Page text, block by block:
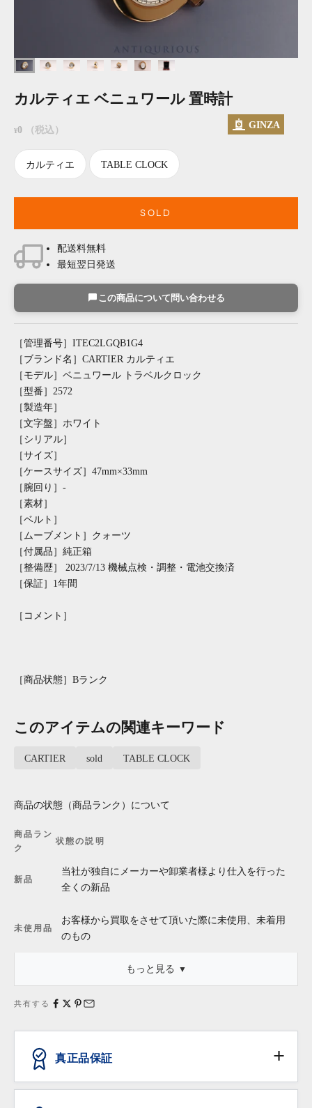
カルティエ ベニュワール 置時計
セール価格
¥0 （税込） GINZA
カルティエ TABLE CLOCK
SOLD
配送料無料
最短翌日発送
この商品について問い合わせる
［管理番号］ITEC2LGQB1G4
［ブランド名］CARTIER カルティエ
［モデル］ベニュワール トラベルクロック
［型番］2572
［製造年］
［文字盤］ホワイト
［シリアル］
［サイズ］
［ケースサイズ］47mm×33mm
［腕回り］-
［素材］
［ベルト］
［ムーブメント］クォーツ
［付属品］純正箱
［整備歴］ 2023/7/13 機械点検・調整・電池交換済
［保証］1年間
［コメント］
［商品状態］Bランク
このアイテムの関連キーワード
CARTIER sold TABLE CLOCK
商品の状態（商品ランク）について
商品ラン
ク
状態の説明
新品
当社が独自にメーカーや卸業者様より仕入を行った
全くの新品
未使用品
お客様から買取をさせて頂いた際に未使用、未着用
のもの
・「新品同様」等の記述は商品本体についてのものであり、これ
状態は含みません。
もっと見る
共有する
真正品保証
ANTIQURIOUSでは、消費者の皆様が安心してお買い